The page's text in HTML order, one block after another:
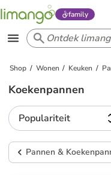
family
Shop Wonen Keuken
Koekenpannen
Populariteit
Pannen &